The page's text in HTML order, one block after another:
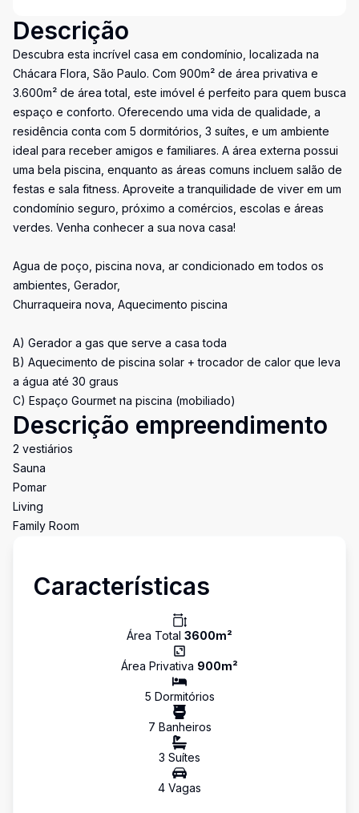
Descrição
Descubra esta incrível casa em condomínio, localizada na
Chácara Flora, São Paulo. Com 900m² de área privativa e
3.600m² de área total, este imóvel é perfeito para quem busca
espaço e conforto. Oferecendo uma vida de qualidade, a
residência conta com 5 dormitórios, 3 suítes, e um ambiente
ideal para receber amigos e familiares. A área externa possui
uma bela piscina, enquanto as áreas comuns incluem salão de
festas e sala fitness. Aproveite a tranquilidade de viver em um
condomínio seguro, próximo a comércios, escolas e áreas
verdes. Venha conhecer a sua nova casa!
Agua de poço, piscina nova, ar condicionado em todos os
ambientes, Gerador,
Churraqueira nova, Aquecimento piscina
A) Gerador a gas que serve a casa toda
B) Aquecimento de piscina solar + trocador de calor que leva
a água até 30 graus
C) Espaço Gourmet na piscina (mobiliado)
Descrição empreendimento
2 vestiários
Sauna
Pomar
Living
Family Room
Características
Área Total 3600m²
Área Privativa 900m²
5 Dormitórios
7 Banheiros
3 Suítes
4 Vagas